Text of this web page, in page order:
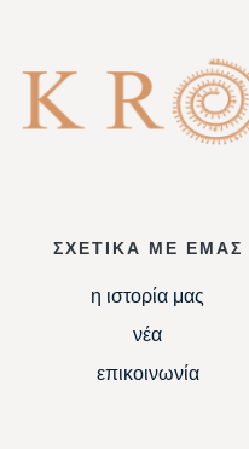
ΣΧΕΤΙΚΑ ΜΕ ΕΜΑΣ
η ιστορία μας
νέα
επικοινωνία